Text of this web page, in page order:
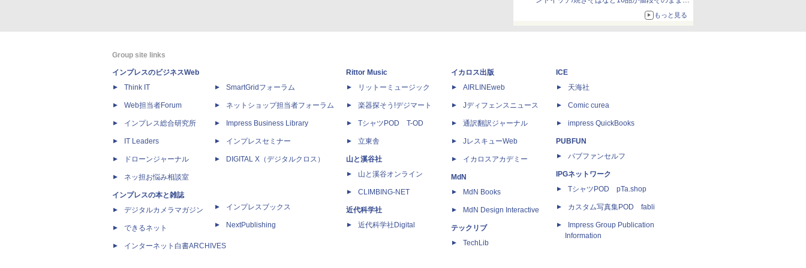
もっと見る
Group site links
インプレスのビジネスWeb
Think IT
Web担当者Forum
インプレス総合研究所
IT Leaders
ドローンジャーナル
ネッ担お悩み相談室
インプレスの本と雑誌
デジタルカメラマガジン
できるネット
インターネット白書ARCHIVES
SmartGridフォーラム
ネットショップ担当者フォーラム
Impress Business Library
インプレスセミナー
DIGITAL X（デジタルクロス）
インプレスブックス
NextPublishing
Rittor Music
リットーミュージック
楽器探そう!デジマート
TシャツPOD T-OD
立東舎
山と溪谷社
山と溪谷オンライン
CLIMBING-NET
近代科学社
近代科学社Digital
イカロス出版
AIRLINEweb
Jディフェンスニュース
通訳翻訳ジャーナル
JレスキューWeb
イカロスアカデミー
MdN
MdN Books
MdN Design Interactive
テックリブ
TechLib
ICE
天海社
Comic curea
impress QuickBooks
PUBFUN
パブファンセルフ
IPGネットワーク
TシャツPOD pTa.shop
カスタム写真集POD fabli
Impress Group Publication
Information